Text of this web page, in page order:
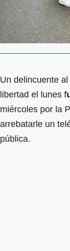
Un delincuente
libertad el lunes f
miércoles por la
arrebatarle un
pública.